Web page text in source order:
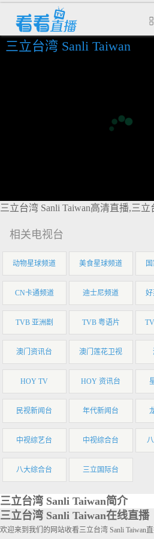
三立台湾 Sanli Taiwan
三立台湾 Sanli Taiwan高清直播,三
相关电视台
动物星球频道 美食星球频道
CN卡通频道 迪士尼频道
TVB 亚洲剧 TVB 粤语片
澳门资讯台 澳门莲花卫视
HOY TV HOY 资讯台
民视新闻台 年代新闻台
中视综艺台 中视综合台
八大综合台 三立国际台
三立台湾 Sanli Taiwan简介
三立台湾 Sanli Taiwan在线直播
欢迎来到我们的网站收看三立台湾 Sanli Taiwan